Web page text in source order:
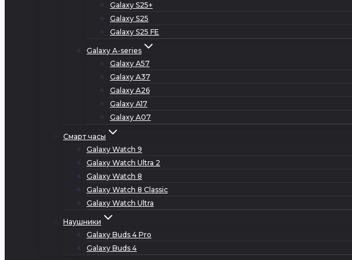
Galaxy S25+
Galaxy S25
Galaxy S25 FE
Galaxy A-series
Galaxy A57
Galaxy A37
Galaxy A26
Galaxy A17
Galaxy A07
Смарт часы
Galaxy Watch 9
Galaxy Watch Ultra 2
Galaxy Watch 8
Galaxy Watch 8 Classic
Galaxy Watch Ultra
Наушники
Galaxy Buds 4 Pro
Galaxy Buds 4